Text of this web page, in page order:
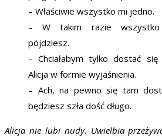
– Właściwie wszystko mi jedno.
– W takim razie
pójdziesz.
– Chciałabym tylko dostać się
Alicja w formie wyjaśnienia.
– Ach, na pewno się tam
będziesz szła dość długo.
Alicja nie lubi nudy. Uwielbia